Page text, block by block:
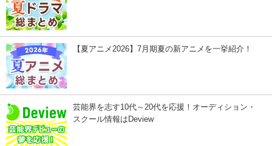
【夏アニメ2026】7月期夏の新アニメを一挙紹介！
芸能界を志す10代～20代を応援！オーディション・
スクール情報はDeview